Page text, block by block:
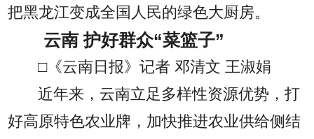
把黑龙江变成全国人民的绿色大厨房。
云南 护好群众“菜篮子”
□《云南日报》记者 邓清文 王淑娟
近年来，云南立足多样性资源优势，打
好高原特色农业牌，加快推进农业供给侧结